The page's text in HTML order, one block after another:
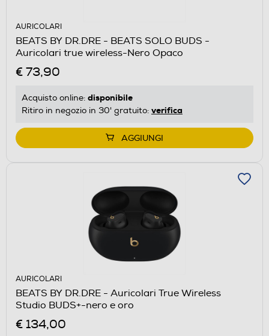
AURICOLARI
BEATS BY DR.DRE - BEATS SOLO BUDS -
Auricolari true wireless-Nero Opaco
€ 73,90
Acquisto online: disponibile
Ritiro in negozio in 30' gratuito: verifica
AGGIUNGI
AURICOLARI
BEATS BY DR.DRE - Auricolari True Wireless
Studio BUDS+-nero e oro
€ 134,00